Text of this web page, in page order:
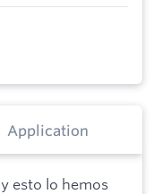
Application
y esto lo hemos